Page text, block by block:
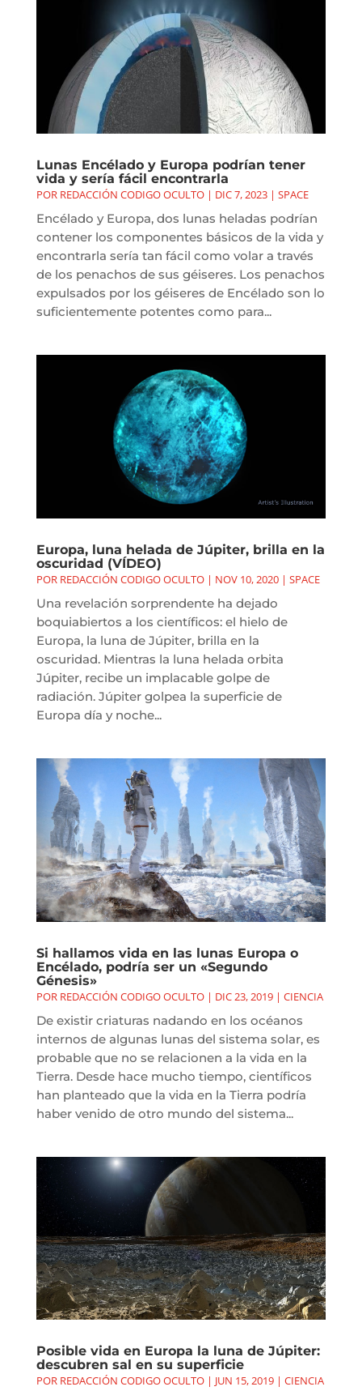
Lunas Encélado y Europa podrían tener
vida y sería fácil encontrarla
POR REDACCIÓN CODIGO OCULTO| DIC 7, 2023| SPACE
Encélado y Europa, dos lunas heladas podrían
contener los componentes básicos de la vida y
encontrarla sería tan fácil como volar a través
de los penachos de sus géiseres. Los penachos
expulsados por los géiseres de Encélado son lo
suficientemente potentes como para...
Europa, luna helada de Júpiter, brilla en la
oscuridad (VÍDEO)
POR REDACCIÓN CODIGO OCULTO| NOV 10, 2020| SPACE
Una revelación sorprendente ha dejado
boquiabiertos a los científicos: el hielo de
Europa, la luna de Júpiter, brilla en la
oscuridad. Mientras la luna helada orbita
Júpiter, recibe un implacable golpe de
radiación. Júpiter golpea la superficie de
Europa día y noche...
Si hallamos vida en las lunas Europa o
Encélado, podría ser un «Segundo
Génesis»
POR REDACCIÓN CODIGO OCULTO| DIC 23, 2019| CIENCIA
De existir criaturas nadando en los océanos
internos de algunas lunas del sistema solar, es
probable que no se relacionen a la vida en la
Tierra. Desde hace mucho tiempo, científicos
han planteado que la vida en la Tierra podría
haber venido de otro mundo del sistema...
Posible vida en Europa la luna de Júpiter:
descubren sal en su superficie
POR REDACCIÓN CODIGO OCULTO| JUN 15, 2019| CIENCIA